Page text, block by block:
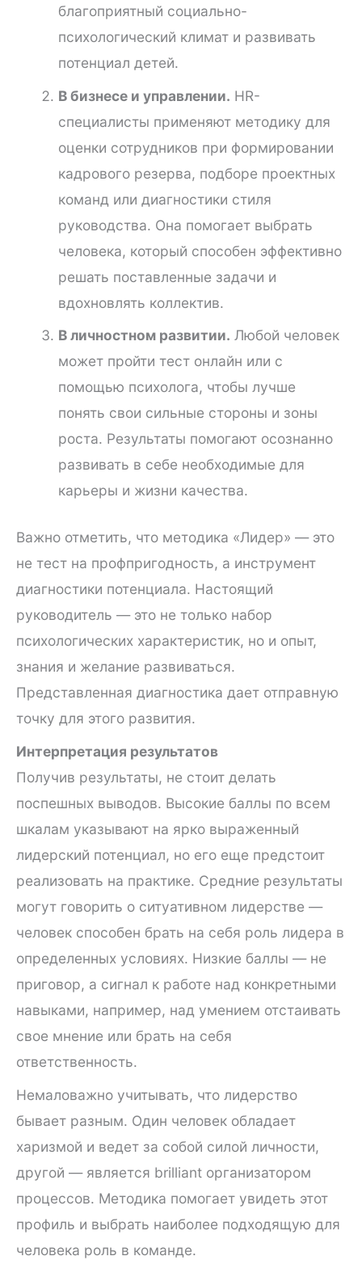
благоприятный социально-
психологический климат и развивать
потенциал детей.
В бизнесе и управлении. HR-
специалисты применяют методику для
оценки сотрудников при формировании
кадрового резерва, подборе проектных
команд или диагностики стиля
руководства. Она помогает выбрать
человека, который способен эффективно
решать поставленные задачи и
вдохновлять коллектив.
В личностном развитии. Любой человек
может пройти тест онлайн или с
помощью психолога, чтобы лучше
понять свои сильные стороны и зоны
роста. Результаты помогают осознанно
развивать в себе необходимые для
карьеры и жизни качества.
Важно отметить, что методика «Лидер» — это
не тест на профпригодность, а инструмент
диагностики потенциала. Настоящий
руководитель — это не только набор
психологических характеристик, но и опыт,
знания и желание развиваться.
Представленная диагностика дает отправную
точку для этого развития.
Интерпретация результатов
Получив результаты, не стоит делать
поспешных выводов. Высокие баллы по всем
шкалам указывают на ярко выраженный
лидерский потенциал, но его еще предстоит
реализовать на практике. Средние результаты
могут говорить о ситуативном лидерстве —
человек способен брать на себя роль лидера в
определенных условиях. Низкие баллы — не
приговор, а сигнал к работе над конкретными
навыками, например, над умением отстаивать
свое мнение или брать на себя
ответственность.
Немаловажно учитывать, что лидерство
бывает разным. Один человек обладает
харизмой и ведет за собой силой личности,
другой — является brilliant организатором
процессов. Методика помогает увидеть этот
профиль и выбрать наиболее подходящую для
человека роль в команде.